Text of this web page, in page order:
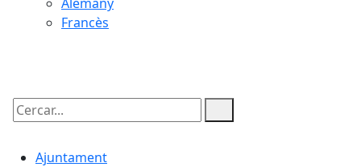
Francès
Cercar:
Ajuntament